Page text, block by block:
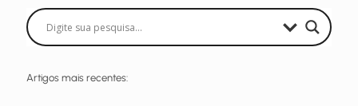
Artigos mais recentes: